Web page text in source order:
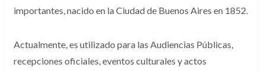
importantes, nacido en la Ciudad de Buenos Aires en 1852.
Actualmente, es utilizado para las Audiencias Públicas,
recepciones oficiales, eventos culturales y actos